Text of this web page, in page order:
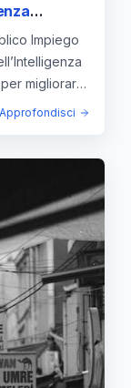
stipendio
Impiego
migliorare
Approfondisci